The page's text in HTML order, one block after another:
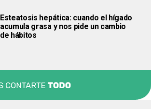
Esteatosis hepática: cuando el hígado
acumula grasa y nos pide un cambio
de hábitos